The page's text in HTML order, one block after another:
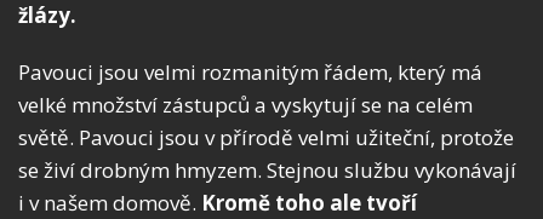
žlázy.
Pavouci jsou velmi rozmanitým řádem, který má
velké množství zástupců a vyskytují se na celém
světě. Pavouci jsou v přírodě velmi užiteční, protože
se živí drobným hmyzem. Stejnou službu vykonávají
i v našem domově. Kromě toho ale tvoří